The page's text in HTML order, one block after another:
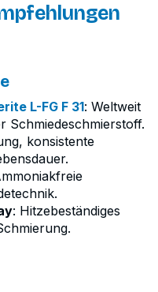
L-FG F 31: Weltweit
Schmiedeschmierstoff.
konsistente
: Hitzebeständiges